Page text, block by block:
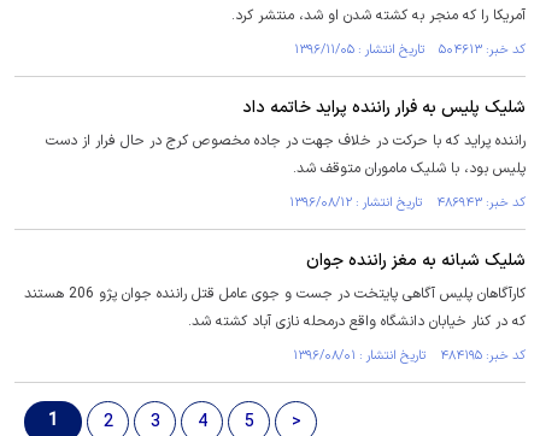
آمریکا را که منجر به کشته شدن او شد، منتشر کرد.
کد خبر: ۵۰۴۶۱۳ تاریخ انتشار : ۱۳۹۶/۱۱/۰۵
شلیک پلیس به فرار راننده پراید خاتمه داد
راننده پراید که با حرکت در خلاف جهت در جاده مخصوص کرج در حال فرار از دست
پلیس بود، با شلیک ماموران متوقف شد.
کد خبر: ۴۸۶۹۴۳ تاریخ انتشار : ۱۳۹۶/۰۸/۱۲
شلیک شبانه به مغز راننده جوان
کارآگاهان پلیس آگاهی پایتخت در جست و جوی عامل قتل راننده جوان پژو 206 هستند
که در کنار خیابان دانشگاه واقع درمحله نازی آباد کشته شد.
کد خبر: ۴۸۴۱۹۵ تاریخ انتشار : ۱۳۹۶/۰۸/۰۱
1 2 3 4 5 >